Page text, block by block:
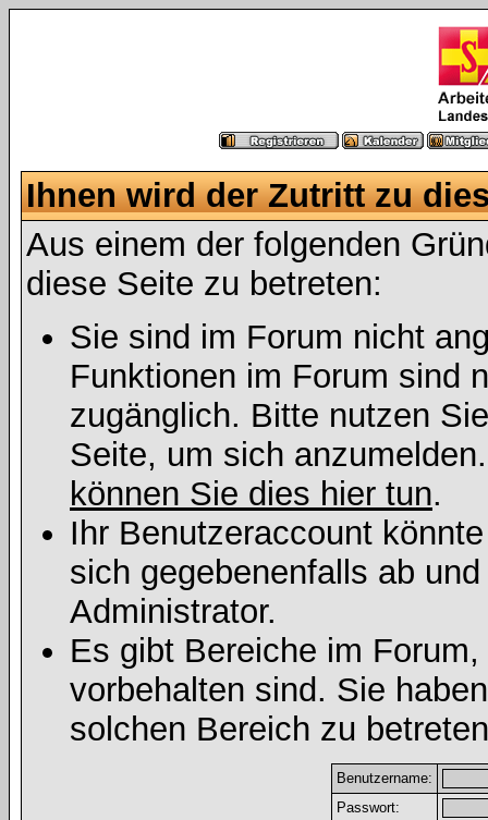
Ihnen wird der Zutritt zu
Aus einem der folgenden
diese Seite zu betreten:
Sie sind im Forum nicht
Funktionen im Forum sind
zugänglich. Bitte nutzen
Seite, um sich
können Sie dies hier tun.
Ihr Benutzeraccount
sich gegebenenfalls ab
Administrator.
Es gibt Bereiche im
vorbehalten sind. Sie
solchen Bereich zu
Benutzername:
Passwort: